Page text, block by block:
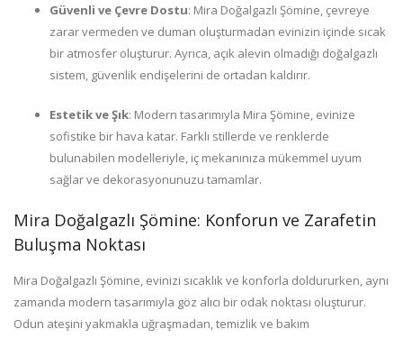
Güvenli ve Çevre Dostu: Mira Doğalgazlı Şömine, çevreye
zarar vermeden ve duman oluşturmadan evinizin içinde sıcak
bir atmosfer oluşturur. Ayrıca, açık alevin olmadığı doğalgazlı
sistem, güvenlik endişelerini de ortadan kaldırır.
Estetik ve Şık: Modern tasarımıyla Mira Şömine, evinize
sofistike bir hava katar. Farklı stillerde ve renklerde
bulunabilen modelleriyle, iç mekanınıza mükemmel uyum
sağlar ve dekorasyonunuzu tamamlar.
Mira Doğalgazlı Şömine: Konforun ve Zarafetin
Buluşma Noktası
Mira Doğalgazlı Şömine, evinizi sıcaklık ve konforla doldururken, aynı
zamanda modern tasarımıyla göz alıcı bir odak noktası oluşturur.
Odun ateşini yakmakla uğraşmadan, temizlik ve bakım